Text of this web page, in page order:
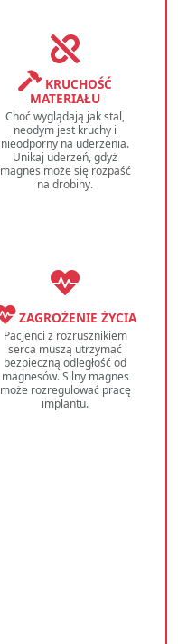
KRUCHOŚĆ
MATERIAŁU
Choć wyglądają jak stal,
neodym jest kruchy i
nieodporny na uderzenia.
Unikaj uderzeń, gdyż
magnes może się rozpaść
na drobiny.
ZAGROŻENIE ŻYCIA
Pacjenci z rozrusznikiem
serca muszą utrzymać
bezpieczną odległość od
magnesów. Silny magnes
może rozregulować pracę
implantu.